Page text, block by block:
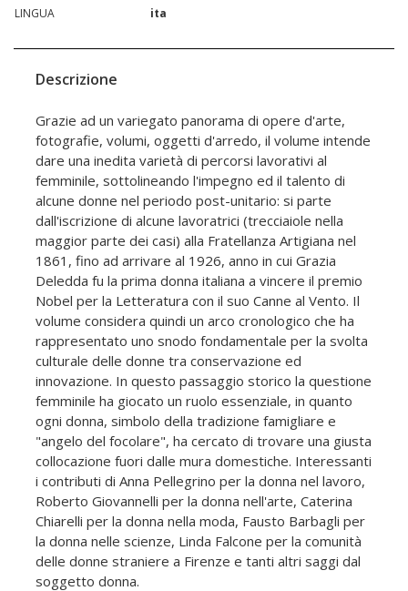
LINGUA
ita
Descrizione
Grazie ad un variegato panorama di opere d'arte,
fotografie, volumi, oggetti d'arredo, il volume intende
dare una inedita varietà di percorsi lavorativi al
femminile, sottolineando l'impegno ed il talento di
alcune donne nel periodo post-unitario: si parte
dall'iscrizione di alcune lavoratrici (trecciaiole nella
maggior parte dei casi) alla Fratellanza Artigiana nel
1861, fino ad arrivare al 1926, anno in cui Grazia
Deledda fu la prima donna italiana a vincere il premio
Nobel per la Letteratura con il suo Canne al Vento. Il
volume considera quindi un arco cronologico che ha
rappresentato uno snodo fondamentale per la svolta
culturale delle donne tra conservazione ed
innovazione. In questo passaggio storico la questione
femminile ha giocato un ruolo essenziale, in quanto
ogni donna, simbolo della tradizione famigliare e
"angelo del focolare", ha cercato di trovare una giusta
collocazione fuori dalle mura domestiche. Interessanti
i contributi di Anna Pellegrino per la donna nel lavoro,
Roberto Giovannelli per la donna nell'arte, Caterina
Chiarelli per la donna nella moda, Fausto Barbagli per
la donna nelle scienze, Linda Falcone per la comunità
delle donne straniere a Firenze e tanti altri saggi dal
soggetto donna.